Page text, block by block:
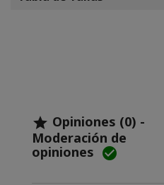
 Opiniones (0) -
Moderación de
opiniones 